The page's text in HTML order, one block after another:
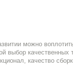
можно
выбор
качество